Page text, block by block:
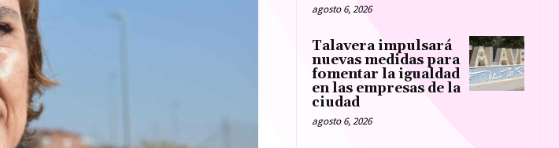
agosto 6, 2026
Talavera impulsará
nuevas medidas para
fomentar la igualdad
en las empresas de la
ciudad
agosto 6, 2026